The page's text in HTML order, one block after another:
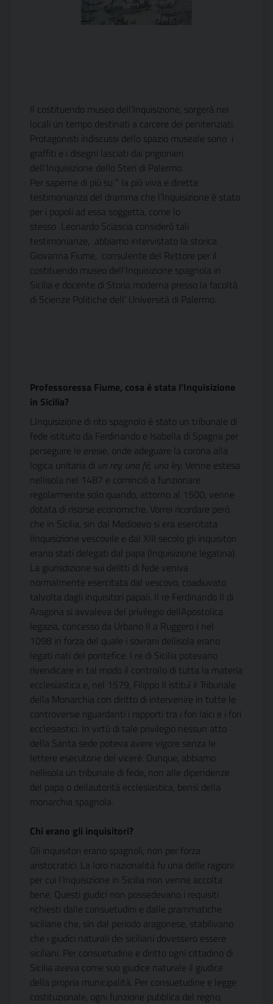
Il costituendo museo dell’Inquisizione, sorgerà nei
locali un tempo destinati a carcere dei penitenziati.
Protagonisti indiscussi dello spazio museale sono i
graffiti e i disegni lasciati dai prigionieri
dell’Inquisizione dello Steri di Palermo.
Per saperne di più su ” la più viva e diretta
testimonianza del dramma che l’Inquisizione è stato
per i popoli ad essa soggetta, come lo
stesso Leonardo Sciascia considerò tali
testimonianze, abbiamo intervistato la storica
Giovanna Fiume, consulente del Rettore per il
costituendo museo dell’Inquisizione spagnola in
Sicilia e docente di Storia moderna presso la facoltà
di Scienze Politiche dell’ Università di Palermo.
Professoressa Fiume, cosa è stata l’Inquisizione
in Sicilia?
LInquisizione di rito spagnolo è stato un tribunale di
fede istituito da Ferdinando e Isabella di Spagna per
perseguire le eresie, onde adeguare la corona alla
logica unitaria di un rey, una fé, una ley. Venne estesa
nellisola nel 1487 e cominciò a funzionare
regolarmente solo quando, attorno al 1500, venne
dotata di risorse economiche. Vorrei ricordare però
che in Sicilia, sin dal Medioevo si era esercitata
lInquisizione vescovile e dal XIII secolo gli inquisitori
erano stati delegati dal papa (Inquisizione legatina).
La giurisdizione sui delitti di fede veniva
normalmente esercitata dal vescovo, coadiuvato
talvolta dagli inquisitori papali. Il re Ferdinando II di
Aragona si avvaleva del privilegio dellApostolica
legazia, concesso da Urbano II a Ruggero I nel
1098 in forza del quale i sovrani dellisola erano
legati nati del pontefice. I re di Sicilia potevano
rivendicare in tal modo il controllo di tutta la materia
ecclesiastica e, nel 1579, Filippo II istituì il Tribunale
della Monarchia con diritto di intervenire in tutte le
controversie riguardanti i rapporti tra i fori laici e i fori
ecclesiastici. In virtù di tale privilegio nessun atto
della Santa sede poteva avere vigore senza le
lettere esecutorie del viceré. Dunque, abbiamo
nellisola un tribunale di fede, non alle dipendenze
del papa o dellautorità ecclesiastica, bensì della
monarchia spagnola.
Chi erano gli inquisitori?
Gli inquisitori erano spagnoli, non per forza
aristocratici. La loro nazionalità fu una delle ragioni
per cui l’Inquisizione in Sicilia non venne accolta
bene. Questi giudici non possedevano i requisiti
richiesti dalle consuetudini e dalle prammatiche
siciliane che, sin dal periodo aragonese, stabilivano
che i giudici naturali dei siciliani dovessero essere
siciliani. Per consuetudine e diritto ogni cittadino di
Sicilia aveva come suo giudice naturale il giudice
della propria municipalità. Per consuetudine e legge
costituzionale, ogni funzione pubblica del regno,